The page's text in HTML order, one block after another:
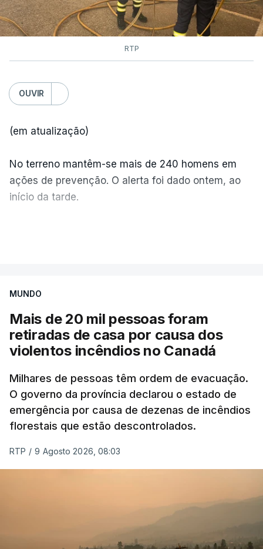
RTP
OUVIR
(em atualização)
No terreno mantêm-se mais de 240 homens em
ações de prevenção. O alerta foi dado ontem, ao
início da tarde.
MUNDO
Mais de 20 mil pessoas foram
retiradas de casa por causa dos
violentos incêndios no Canadá
Milhares de pessoas têm ordem de evacuação.
O governo da província declarou o estado de
emergência por causa de dezenas de incêndios
florestais que estão descontrolados.
RTP / 9 Agosto 2026, 08:03